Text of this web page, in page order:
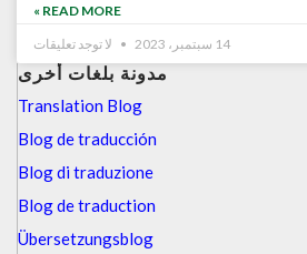
مدونة بلغات أخرى
Translation Blog
Blog de traducción
Blog di traduzione
Blog de traduction
Übersetzungsblog
READ MORE »
14 سبتمبر، 2023
لا توجد تعليقات